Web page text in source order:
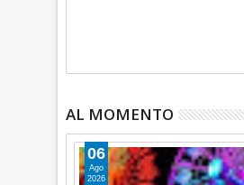
AL MOMENTO
06
Ago
2026